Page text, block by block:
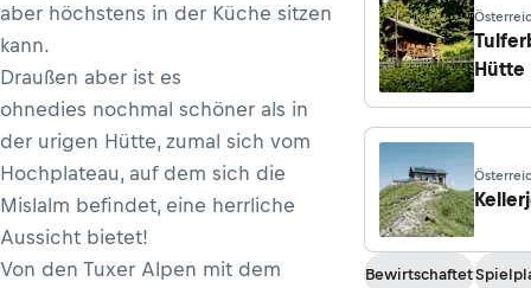
aber höchstens in der Küche sitzen
kann.
Draußen aber ist es
ohnedies nochmal schöner als in
der urigen Hütte, zumal sich vom
Hochplateau, auf dem sich die
Mislalm befindet, eine herrliche
Aussicht bietet!
Von den Tuxer Alpen mit dem
Tirol
Hütte
Bewirtschaftet